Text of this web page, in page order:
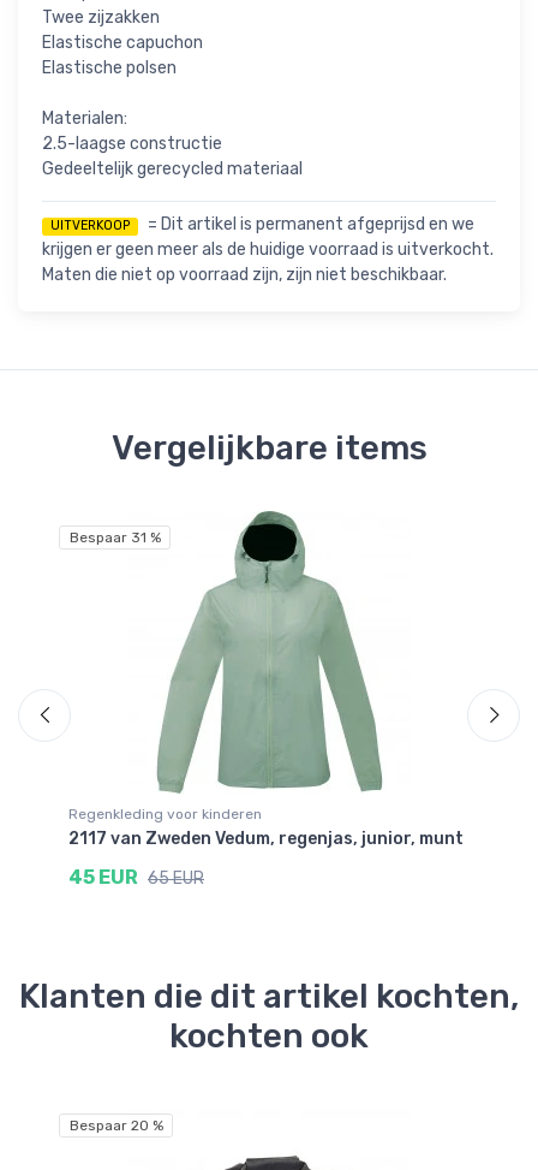
Twee zijzakken
Elastische capuchon
Elastische polsen
Materialen:
2.5-laagse constructie
Gedeeltelijk gerecycled materiaal
UITVERKOOP
= Dit artikel is permanent afgeprijsd en we
krijgen er geen meer als de huidige voorraad is uitverkocht.
Maten die niet op voorraad zijn, zijn niet beschikbaar.
Vergelijkbare items
Bespaar 31 %
Regenkleding voor kinderen
2117 van Zweden Vedum, regenjas, junior, munt
45 EUR 65 EUR
Klanten die dit artikel kochten,
kochten ook
Bespaar 20 %